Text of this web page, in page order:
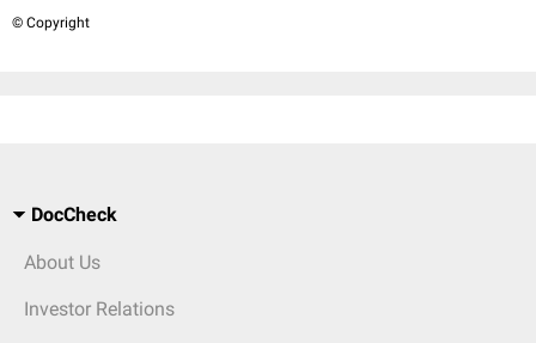
© Copyright
DocCheck
About Us
Investor Relations